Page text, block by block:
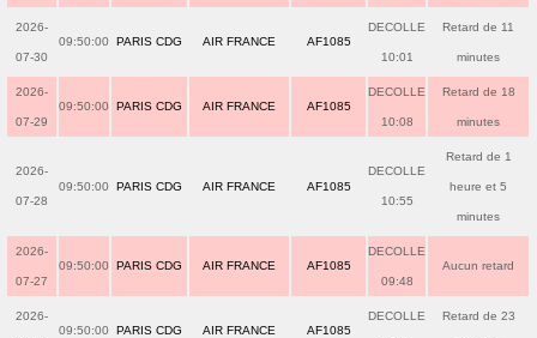
2026-
07-30
09:50:00 PARIS CDG AIR FRANCE AF1085
DECOLLE
10:01
Retard de 11
minutes
2026-
07-29
09:50:00 PARIS CDG AIR FRANCE AF1085
DECOLLE
10:08
Retard de 18
minutes
2026-
07-28
09:50:00 PARIS CDG AIR FRANCE AF1085
DECOLLE
10:55
Retard de 1
heure et 5
minutes
2026-
07-27
09:50:00 PARIS CDG AIR FRANCE AF1085
DECOLLE
09:48
Aucun retard
2026-
09:50:00 PARIS CDG AIR FRANCE AF1085
DECOLLE Retard de 23